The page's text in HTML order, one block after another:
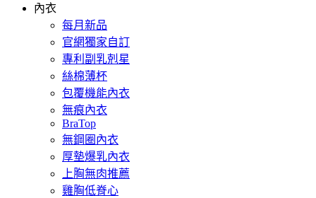
內衣
每月新品
官網獨家自訂
專利副乳剋星
絲棉薄杯
包覆機能內衣
無痕內衣
BraTop
無鋼圈內衣
厚墊爆乳內衣
上胸無肉推薦
雞胸低脊心